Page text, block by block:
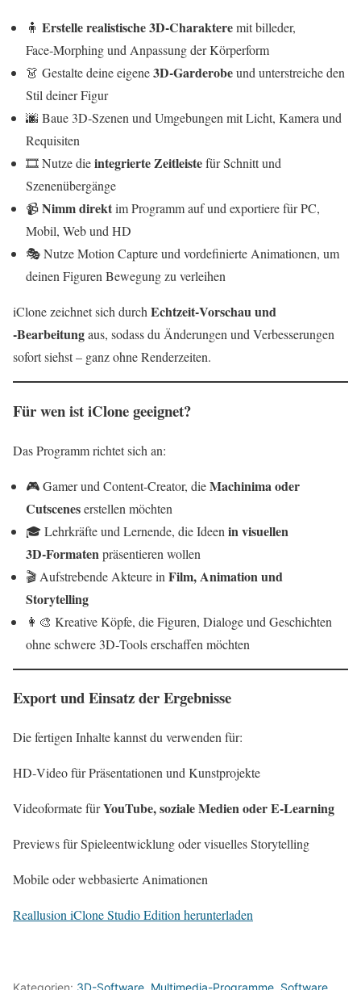
🧍 Erstelle realistische 3D‑Charakteremit billeder,
Face‑Morphing und Anpassung der Körperform
👗 Gestalte deine eigene3D‑Garderobeund unterstreiche den
Stil deiner Figur
🌆 Baue 3D‑Szenen und Umgebungen mit Licht, Kamera und
Requisiten
🎞️ Nutze dieintegrierte Zeitleistefür Schnitt und
Szenenübergänge
📹Nimm direktim Programm auf und exportiere für PC,
Mobil, Web und HD
🎭 Nutze Motion Capture und vordefinierte Animationen, um
deinen Figuren Bewegung zu verleihen
iClone zeichnet sich durch Echtzeit‑Vorschau und
‑Bearbeitungaus, sodass du Änderungen und Verbesserungen
sofort siehst – ganz ohne Renderzeiten.
Für wen ist iClone geeignet?
Das Programm richtet sich an:
🎮 Gamer und Content‑Creator, dieMachinima oder
Cutsceneserstellen möchten
🎓 Lehrkräfte und Lernende, die Ideen in visuellen
3D‑Formaten präsentieren wollen
🎬 Aufstrebende Akteure in Film, Animation und
Storytelling
👩‍🎨 Kreative Köpfe, die Figuren, Dialoge und Geschichten
ohne schwere 3D‑Tools erschaffen möchten
Export und Einsatz der Ergebnisse
Die fertigen Inhalte kannst du verwenden für:
HD‑Video für Präsentationen und Kunstprojekte
Videoformate fürYouTube, soziale Medien oder E‑Learning
Previews für Spieleentwicklung oder visuelles Storytelling
Mobile oder webbasierte Animationen
Reallusion iClone Studio Edition herunterladen
Kategorien: 3D-Software Multimedia-Programme Software